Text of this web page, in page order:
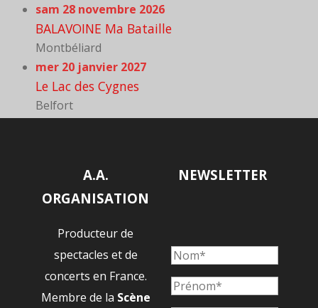
sam 28 novembre 2026
BALAVOINE Ma Bataille
Montbéliard
mer 20 janvier 2027
Le Lac des Cygnes
Belfort
A.A.
ORGANISATION
Producteur de
spectacles et de
concerts en France.
Membre de la Scène
NEWSLETTER